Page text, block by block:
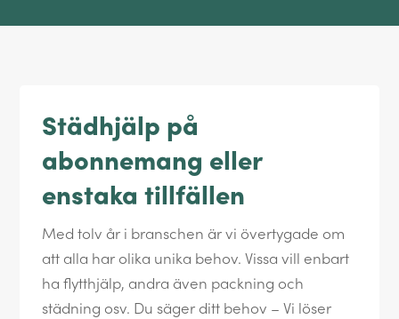
Städhjälp på
abonnemang eller
enstaka tillfällen
Med tolv år i branschen är vi övertygade om
att alla har olika unika behov. Vissa vill enbart
ha flytthjälp, andra även packning och
städning osv. Du säger ditt behov – Vi löser